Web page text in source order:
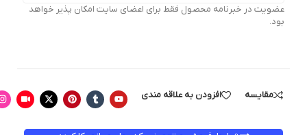
عضویت در خبرنامه محصول فقط برای اعضای سایت امکان پذیر خواهد
بود.
مقایسه افزودن به علاقه مندی